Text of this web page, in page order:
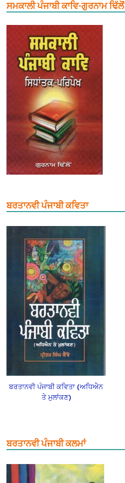
ਸਮਕਾਲੀ ਪੰਜਾਬੀ ਕਾਵਿ-ਗੁਰਨਾਮ ਢਿੱਲੋਂ
ਬਰਤਾਨਵੀ ਪੰਜਾਬੀ ਕਵਿਤਾ
ਬਰਤਾਨਵੀ ਪੰਜਾਬੀ ਕਵਿਤਾ (ਅਧਿਐਨ
ਤੇ ਮੁਲਾਂਕਣ)
ਬਰਤਾਨਵੀ ਪੰਜਾਬੀ ਕਲਮਾਂ